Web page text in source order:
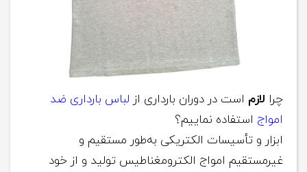
چرا لازم است در دوران بارداری از لباس بارداری ضد
امواج استفاده نماییم؟
ابزار و تأسیسات الکتریکی به‌طور مستقیم و
غیرمستقیم امواج الکترومغناطیس تولید و از خود